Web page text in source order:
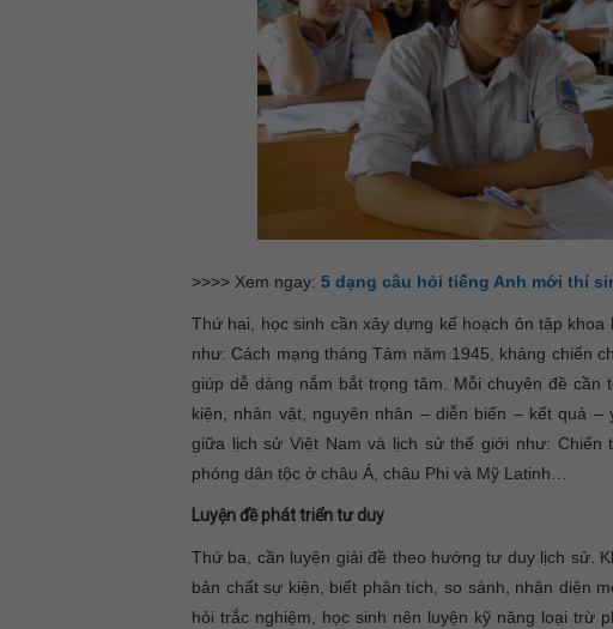
>>>> Xem ngay: 5 dạng câu hỏi tiếng Anh mới thí
Thứ hai, học sinh cần xây dựng kế hoạch ôn tập
như: Cách mạng tháng Tám năm 1945, kháng chiến
giúp dễ dàng nắm bắt trọng tâm. Mỗi chuyên đề
kiện, nhân vật, nguyên nhân – diễn biến – kết quả
giữa lịch sử Việt Nam và lịch sử thế giới như:
phóng dân tộc ở châu Á, châu Phi và Mỹ Latinh…
Luyện đề phát triển tư duy
Thứ ba, cần luyện giải đề theo hướng tư duy lịch sử.
bản chất sự kiện, biết phân tích, so sánh, nhận diện
hỏi trắc nghiệm, học sinh nên luyện kỹ năng loại trừ